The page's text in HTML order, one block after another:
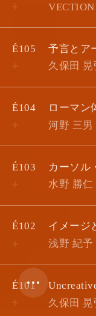
About
Contact
Newsletter
Texts
Authors
Projects
Items
Typesetting
Text Style
VECTION
É105 予言とア
久保田
É104 ローマン
河野 三
É103
水野 勝仁
É102
イメージ
浅野 紀予
É101
久保田